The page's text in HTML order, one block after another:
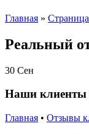
Главная » Страница
Реальный
30 Сен
Наши клиенты
Главная • Отзывы